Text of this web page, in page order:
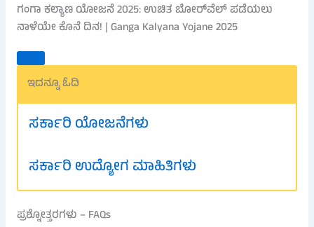
ಗಂಗಾ ಕಲ್ಯಾಣ ಯೋಜನೆ 2025: ಉಚಿತ ಬೋರ್‌ವೆಲ್ ಪಡೆಯಲು
ನಾಳೆಯೇ ಕೊನೆ ದಿನ! | Ganga Kalyana Yojane 2025
ಇದನ್ನೂ ಓದಿ
ಸರ್ಕಾರಿ ಯೋಜನೆಗಳು
ಸರ್ಕಾರಿ ಉದ್ಯೋಗ ಮಾಹಿತಿಗಳು
ಪ್ರಶ್ನೋತ್ತರಗಳು – FAQs